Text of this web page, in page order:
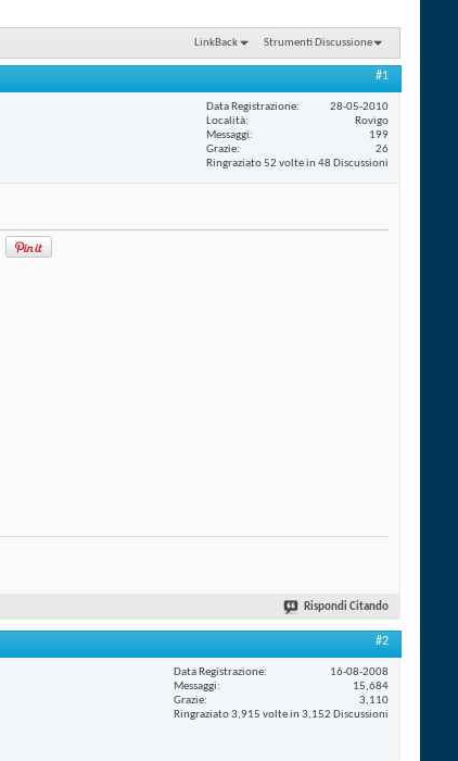
LinkBack Strumenti Discussione
#1
Data Registrazione
28-05-2010
Località
Rovigo
Messaggi
199
Grazie
26
Ringraziato 52 volte in 48 Discussioni
Rispondi Citando
#2
Data Registrazione
16-08-2008
Messaggi
15,684
Grazie
3,110
Ringraziato 3,915 volte in 3,152 Discussioni